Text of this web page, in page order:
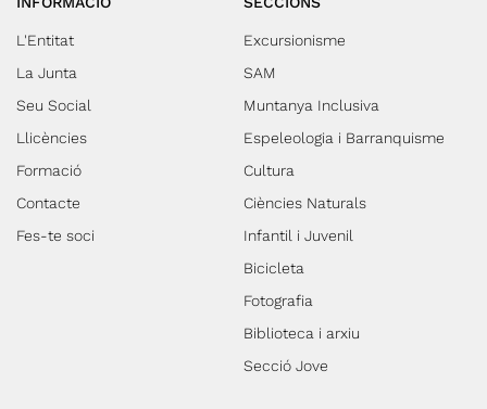
L'Entitat
La Junta
Seu Social
Llicències
Formació
Contacte
Fes-te soci
Excursionisme
SAM
Muntanya Inclusiva
Espeleologia i Barranquisme
Cultura
Ciències Naturals
Infantil i Juvenil
Bicicleta
Fotografia
Biblioteca i arxiu
Secció Jove